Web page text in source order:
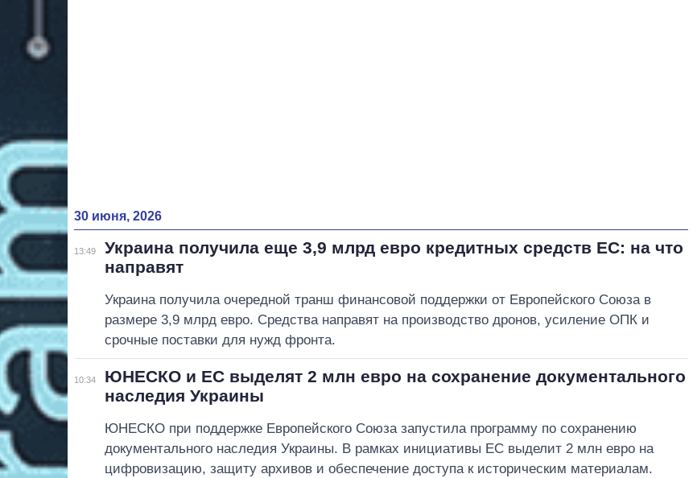
30 июня, 2026
13:49
Украина получила еще 3,9 млрд евро кредитных средств ЕС: на что
направят
Украина получила очередной транш финансовой поддержки от Европейского Союза в
размере 3,9 млрд евро. Средства направят на производство дронов, усиление ОПК и
срочные поставки для нужд фронта.
10:34
ЮНЕСКО и ЕС выделят 2 млн евро на сохранение документального
наследия Украины
ЮНЕСКО при поддержке Европейского Союза запустила программу по сохранению
документального наследия Украины. В рамках инициативы ЕС выделит 2 млн евро на
цифровизацию, защиту архивов и обеспечение доступа к историческим материалам.
правоохранительные
органы из-за возможного